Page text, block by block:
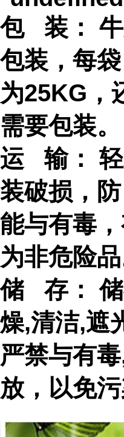
包 装： 牛
包装，每
为25KG，
需要包装。
运 输： 轻
装破损，
能与有毒，
为非危险品
储 存： 储
燥,清洁,遮
严禁与有
放，以免污